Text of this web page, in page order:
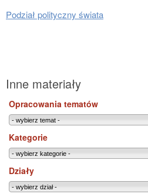
Podział polityczny świata
Inne materiały
Opracowania tematów
Kategorie
Działy